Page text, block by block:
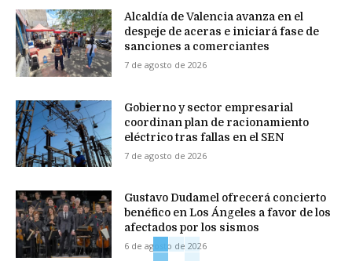
Alcaldía de Valencia avanza en el
despeje de aceras e iniciará fase de
sanciones a comerciantes
7 de agosto de 2026
Gobierno y sector empresarial
coordinan plan de racionamiento
eléctrico tras fallas en el SEN
7 de agosto de 2026
Gustavo Dudamel ofrecerá concierto
benéfico en Los Ángeles a favor de los
afectados por los sismos
6 de agosto de 2026